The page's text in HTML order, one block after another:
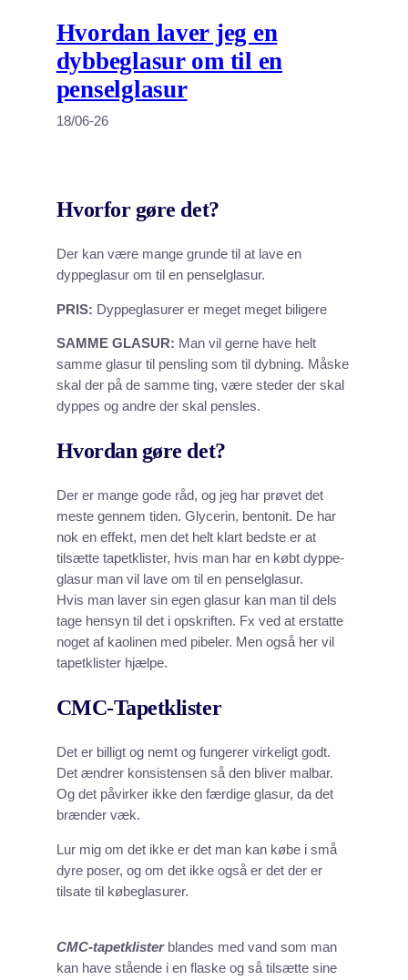
Hvordan laver jeg en
dybbeglasur om til en
penselglasur
18/06-26
Hvorfor gøre det?
Der kan være mange grunde til at lave en
dyppeglasur om til en penselglasur.
PRIS: Dyppeglasurer er meget meget biligere
SAMME GLASUR: Man vil gerne have helt
samme glasur til pensling som til dybning. Måske
skal der på de samme ting, være steder der skal
dyppes og andre der skal pensles.
Hvordan gøre det?
Der er mange gode råd, og jeg har prøvet det
meste gennem tiden. Glycerin, bentonit. De har
nok en effekt, men det helt klart bedste er at
tilsætte tapetklister, hvis man har en købt dyppe-
glasur man vil lave om til en penselglasur.
Hvis man laver sin egen glasur kan man til dels
tage hensyn til det i opskriften. Fx ved at erstatte
noget af kaolinen med pibeler. Men også her vil
tapetklister hjælpe.
CMC-Tapetklister
Det er billigt og nemt og fungerer virkeligt godt.
Det ændrer konsistensen så den bliver malbar.
Og det påvirker ikke den færdige glasur, da det
brænder væk.
Lur mig om det ikke er det man kan købe i små
dyre poser, og om det ikke også er det der er
tilsate til købeglasurer.
CMC-tapetklisterblandes med vand som man
kan have stående i en flaske og så tilsætte sine